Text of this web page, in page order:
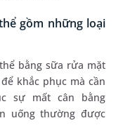
gồm những loại
bằng sữa rửa mặt
khắc phục mà cần
sự mất cân bằng
uống thường được